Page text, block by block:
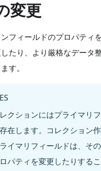
変更
フィールドのプロパティ
たり、より厳格なデータ
す。
クションにはプライマリ
在します。コレクション
イマリフィールドは、そ
パティを変更したりする